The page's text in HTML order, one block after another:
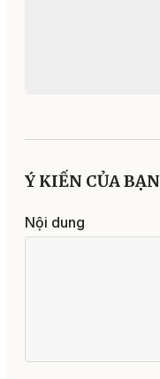
Ý KIẾN CỦA BẠN
Nội dung